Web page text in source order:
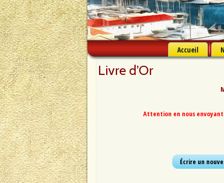
Accueil
Livre d’Or
Attention en nous envoyant